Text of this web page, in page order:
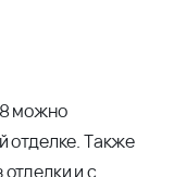
можно
отделке. Также
и с